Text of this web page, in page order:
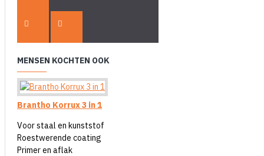
MENSEN KOCHTEN OOK
Brantho Korrux 3 in 1
Voor staal en kunststof
Roestwerende coating
Primer en aflak